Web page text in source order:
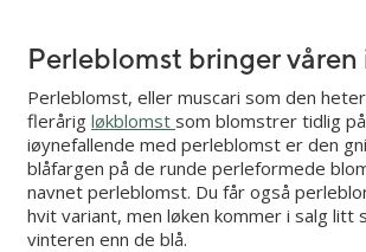
Perleblomst bringer våren
Perleblomst, eller muscari som den
flerårig løkblomst som blomstrer tidlig
iøynefallende med perleblomst er den
blåfargen på de runde perleformede
navnet perleblomst. Du får også
hvit variant, men løken kommer i salg litt
vinteren enn de blå.